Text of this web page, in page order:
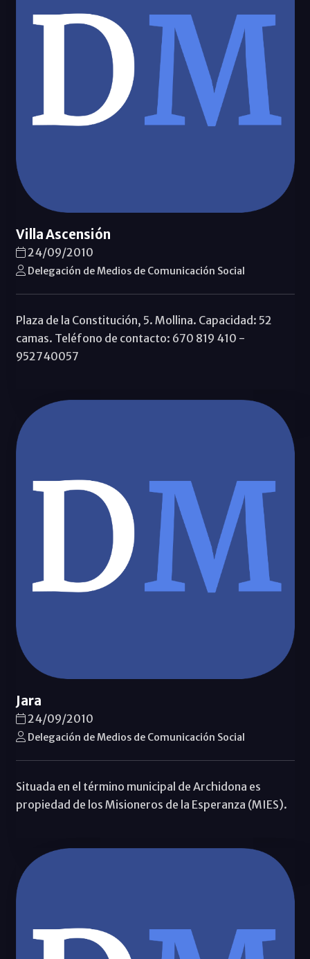
Villa Ascensión
24/09/2010
Delegación de Medios de Comunicación Social
Plaza de la Constitución, 5. Mollina. Capacidad: 52
camas. Teléfono de contacto: 670 819 410 -
952740057
Jara
24/09/2010
Delegación de Medios de Comunicación Social
Situada en el término municipal de Archidona es
propiedad de los Misioneros de la Esperanza (MIES).